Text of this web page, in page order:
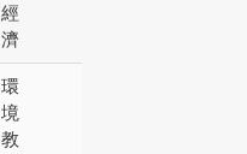
經
濟
環
境
教